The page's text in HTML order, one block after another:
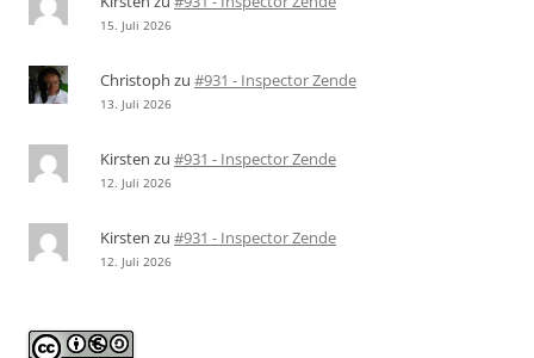
15. Juli 2026
Christoph zu #931 - Inspector Zende
13. Juli 2026
Kirsten zu #931 - Inspector Zende
12. Juli 2026
Kirsten zu #931 - Inspector Zende
12. Juli 2026